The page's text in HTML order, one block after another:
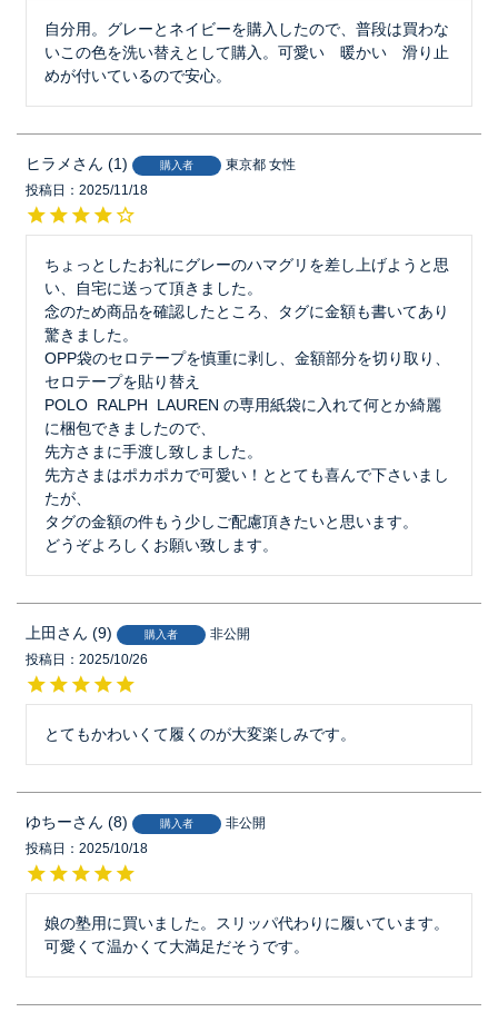
自分用。グレーとネイビーを購入したので、普段は買わな
いこの色を洗い替えとして購入。可愛い　暖かい　滑り止
めが付いているので安心。
ヒラメ 1 購入者 東京都 女性
投稿日
2025/11/18
ちょっとしたお礼にグレーのハマグリを差し上げようと思
い、自宅に送って頂きました。
念のため商品を確認したところ、タグに金額も書いてあり
驚きました。
OPP袋のセロテープを慎重に剥し、金額部分を切り取り、
セロテープを貼り替え
POLO  RALPH  LAUREN の専用紙袋に入れて何とか綺麗
に梱包できましたので、
先方さまに手渡し致しました。
先方さまはポカポカで可愛い！ととても喜んで下さいまし
たが、
タグの金額の件もう少しご配慮頂きたいと思います。
どうぞよろしくお願い致します。
上田 9 購入者
非公開
投稿日
2025/10/26
とてもかわいくて履くのが大変楽しみです。
ゆちー 8 購入者
非公開
投稿日
2025/10/18
娘の塾用に買いました。スリッパ代わりに履いています。
可愛くて温かくて大満足だそうです。